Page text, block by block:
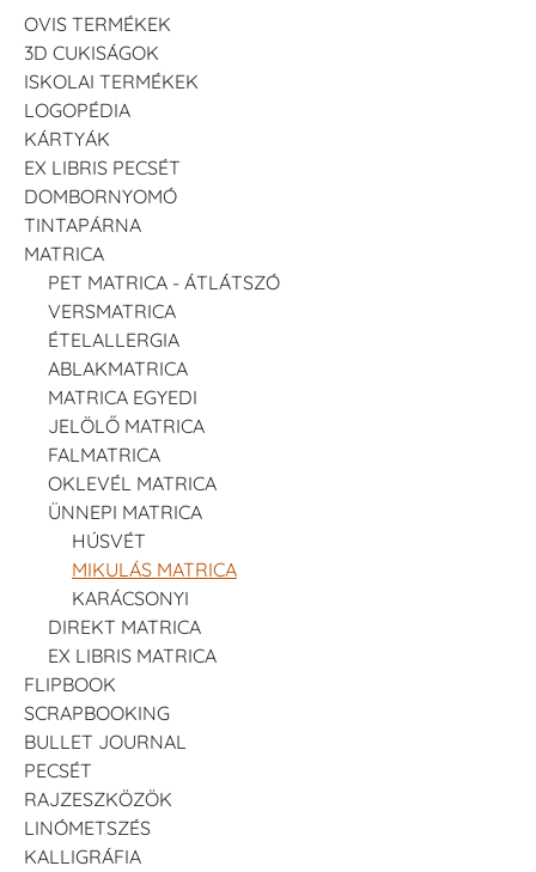
OVIS TERMÉKEK
3D CUKISÁGOK
ISKOLAI TERMÉKEK
LOGOPÉDIA
KÁRTYÁK
EX LIBRIS PECSÉT
DOMBORNYOMÓ
TINTAPÁRNA
MATRICA
PET MATRICA - ÁTLÁTSZÓ
VERSMATRICA
ÉTELALLERGIA
ABLAKMATRICA
MATRICA EGYEDI
JELÖLŐ MATRICA
FALMATRICA
OKLEVÉL MATRICA
ÜNNEPI MATRICA
HÚSVÉT
MIKULÁS MATRICA
KARÁCSONYI
DIREKT MATRICA
EX LIBRIS MATRICA
FLIPBOOK
SCRAPBOOKING
BULLET JOURNAL
PECSÉT
RAJZESZKÖZÖK
LINÓMETSZÉS
KALLIGRÁFIA